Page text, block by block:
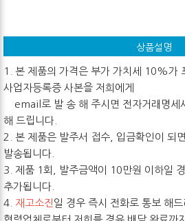
상품설명
1. 본 제품의 가격은 부가 가치세 10%가
사업자등록증 사본을 저희에게
email로 발 송 해 주시면 전자거래명세
해 드립니다.
2. 본 제품은 발주서 접수, 입금확인이 되
발송됩니다.
3. 제품 1회, 발주금액이 10만원 이하일
추가됩니다.
4. 재고소진 일 경우 즉시 전화로 통보 해